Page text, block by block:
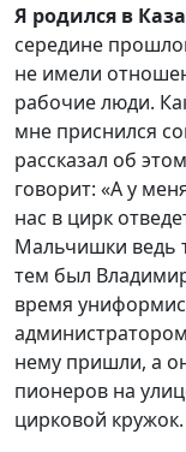
Я родился в
середине
не имели
рабочие люди.
мне приснился
рассказал об
говорит: «А у
нас в цирк
Мальчишки ведь
тем был
время
нему пришли, а
пионеров на
цирковой кружок.